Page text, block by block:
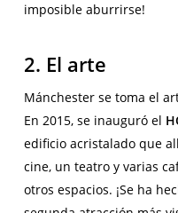
imposible aburrirse!
2. El arte
Mánchester se toma el
En 2015, se inauguró el
edificio acristalado que
cine, un teatro y varias
otros espacios. ¡Se ha